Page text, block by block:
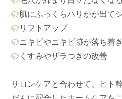
肌にふっくらハリがが出て
リフトアップ
ニキビやニキビ跡が落ち着
くすみやザラつきの
サロンケアと合わせて、ヒト
だんに配合したホームケアを